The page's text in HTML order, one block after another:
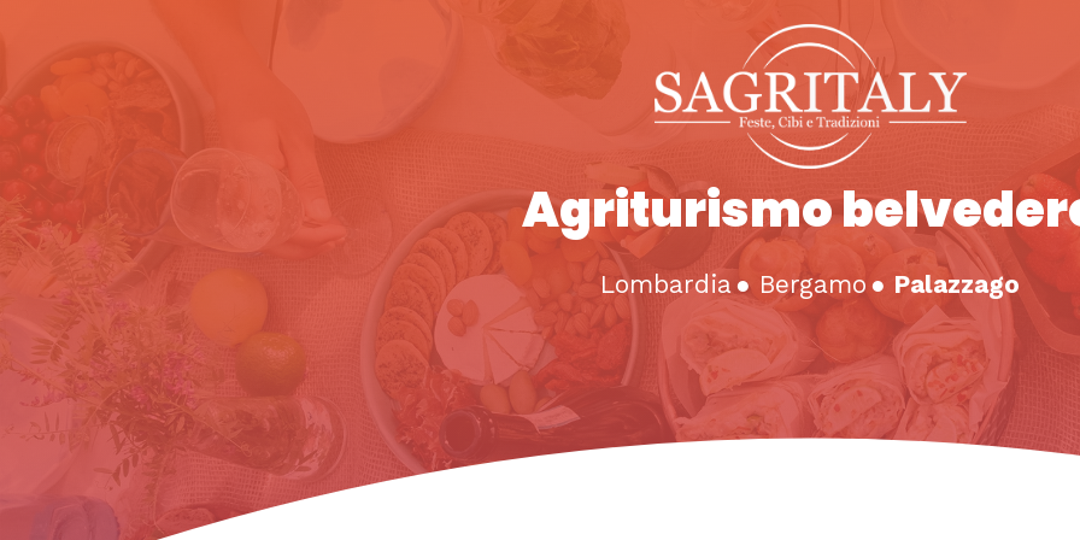
Agriturismo
Lombardia● Bergamo ● Palazzago